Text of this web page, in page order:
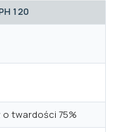
120
o twardości 75%